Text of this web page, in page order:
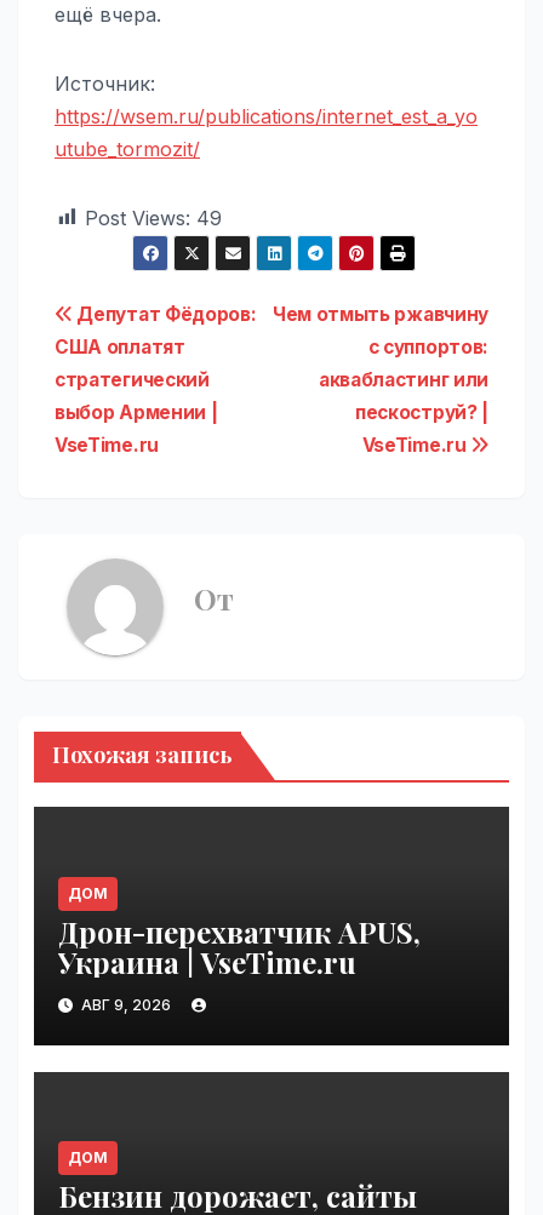
ещё вчера.
Источник:
https://wsem.ru/publications/internet_est_a_yo
utube_tormozit/
Post Views: 49
Навигация
по
записям
Чем отмыть ржавчину
с суппортов:
аквабластинг или
пескоструй? |
VseTime.ru
Депутат Фёдоров:
США оплатят
стратегический
выбор Армении |
VseTime.ru
От
Похожая запись
ДОМ
Дрон-перехватчик APUS,
Украина | VseTime.ru
АВГ 9, 2026
ДОМ
Бензин дорожает, сайты